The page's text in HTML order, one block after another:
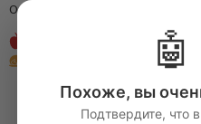
О компании
→ ГОТОВЫЕ
🤖
Похоже, вы
Подтвердите, что